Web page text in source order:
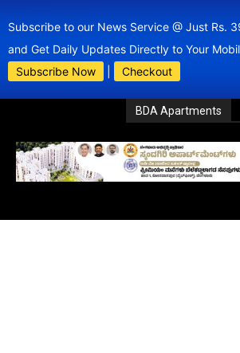
Subscribe to our News Service @ Just Rs.
and Get Daily Updates Directly to Your
Subscribe Now
Checkout
BDA Apartments